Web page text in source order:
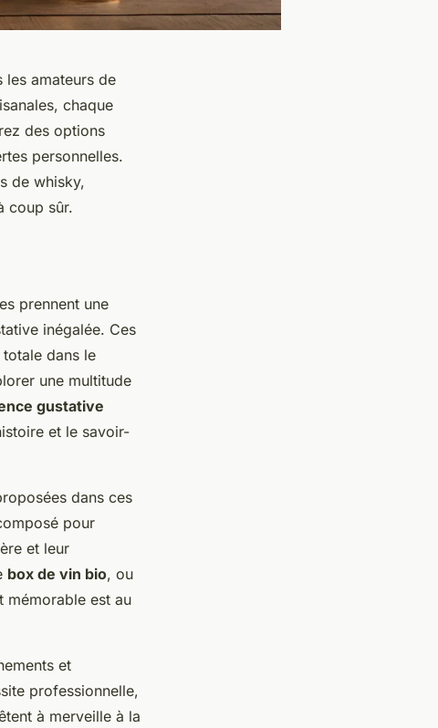
amateurs de
chaque
des options
personnelles.
de whisky,
coup sûr.
prennent une
inégalée. Ces
dans le
une multitude
gustative
et le savoir-
dans ces
pour
et leur
box de vin bio, ou
mémorable est au
et
professionnelle,
à merveille à la